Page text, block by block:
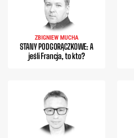
ZBIGNIEW MUCHA
STANY PODGORĄCZKOWE: A
jeśli Francja, to kto?